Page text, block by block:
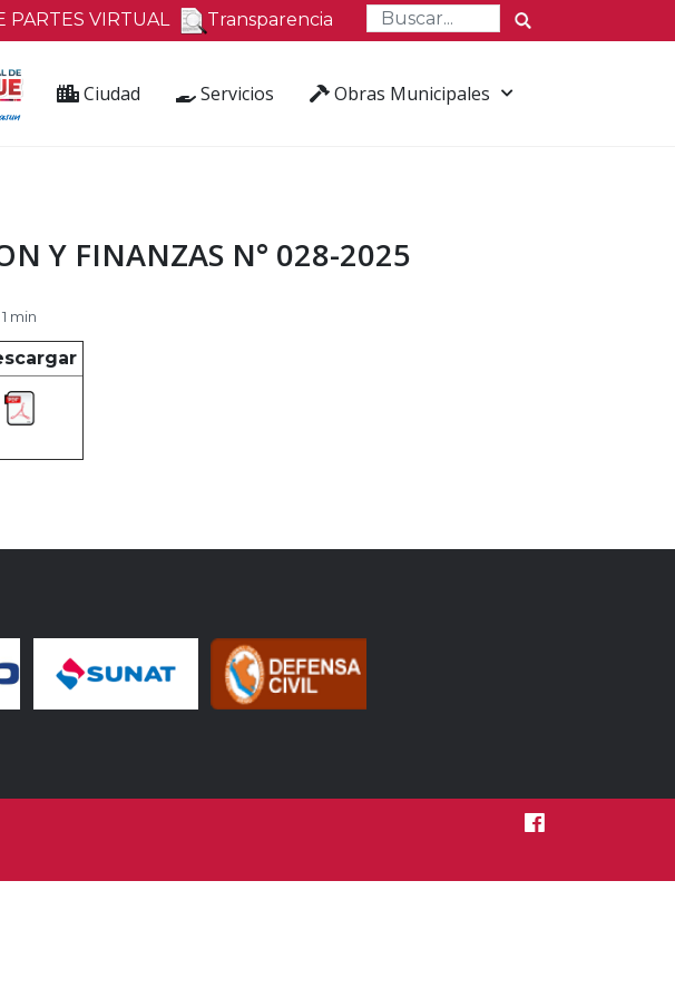
PARTES VIRTUAL Transparencia
Ciudad Servicios Obras Municipales
Y FINANZAS N° 028-2025
min